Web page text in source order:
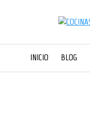
INICIO BLOG